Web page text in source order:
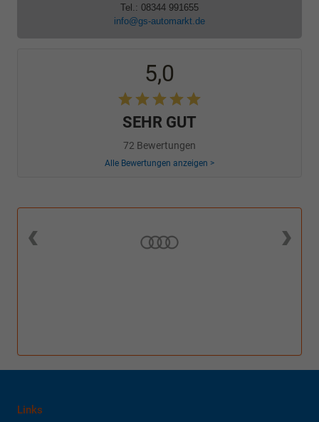
Tel.: 08344 991655
info@gs-automarkt.de
5,0
SEHR GUT
72 Bewertungen
Alle Bewertungen anzeigen >
Links